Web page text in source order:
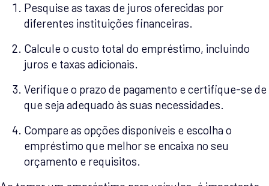
Pesquise as taxas de juros oferecidas por
diferentes instituições financeiras.
Calcule o custo total do empréstimo, incluindo
juros e taxas adicionais.
Verifique o prazo de pagamento e certifique-se de
que seja adequado às suas necessidades.
Compare as opções disponíveis e escolha o
empréstimo que melhor se encaixa no seu
orçamento e requisitos.